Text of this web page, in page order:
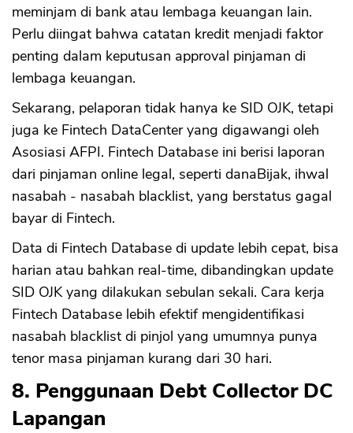
meminjam di bank atau lembaga keuangan lain.
Perlu diingat bahwa catatan kredit menjadi faktor
penting dalam keputusan approval pinjaman di
lembaga keuangan.
Sekarang, pelaporan tidak hanya ke SID OJK, tetapi
juga ke Fintech DataCenter yang digawangi oleh
Asosiasi AFPI. Fintech Database ini berisi laporan
dari pinjaman online legal, seperti danaBijak, ihwal
nasabah - nasabah blacklist, yang berstatus gagal
bayar di Fintech.
Data di Fintech Database di update lebih cepat, bisa
harian atau bahkan real-time, dibandingkan update
SID OJK yang dilakukan sebulan sekali. Cara kerja
Fintech Database lebih efektif mengidentifikasi
nasabah blacklist di pinjol yang umumnya punya
tenor masa pinjaman kurang dari 30 hari.
8. Penggunaan Debt Collector DC
Lapangan
OK
CANCEL